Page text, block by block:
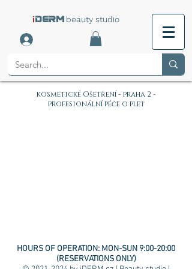
iDERM beauty studio
kosmetické Ošetření - praha 2 -
profesionální péče o pleť
HOURS OF OPERATION: MON-SUN 9:00-20:00
(RESERVATIONS ONLY)